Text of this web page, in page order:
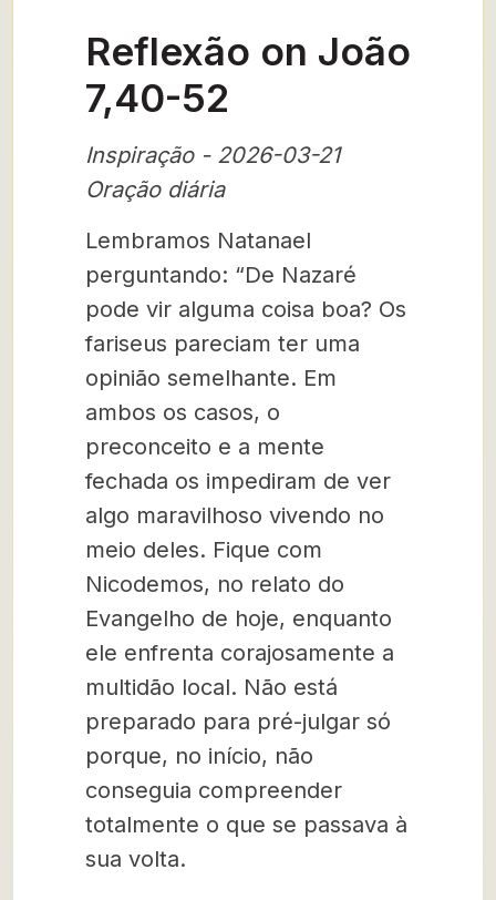
Reflexão on João
7,40-52
Inspiração - 2026-03-21
Oração diária
Lembramos Natanael
perguntando: “De Nazaré
pode vir alguma coisa boa? Os
fariseus pareciam ter uma
opinião semelhante. Em
ambos os casos, o
preconceito e a mente
fechada os impediram de ver
algo maravilhoso vivendo no
meio deles. Fique com
Nicodemos, no relato do
Evangelho de hoje, enquanto
ele enfrenta corajosamente a
multidão local. Não está
preparado para pré-julgar só
porque, no início, não
conseguia compreender
totalmente o que se passava à
sua volta.